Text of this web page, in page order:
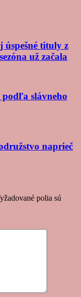
úspešné tituly z
už začala
podľa slávneho
naprieč
polia sú